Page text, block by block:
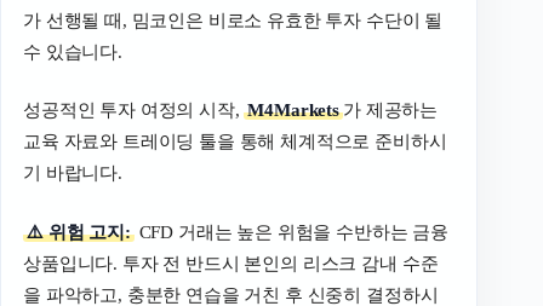
가 선행될 때, 밈코인은 비로소 유효한 투자 수단이 될
수 있습니다.
성공적인 투자 여정의 시작,M4Markets 가 제공하는
교육 자료와 트레이딩 툴을 통해 체계적으로 준비하시
기 바랍니다.
⚠️ 위험 고지:CFD 거래는 높은 위험을 수반하는 금융
상품입니다. 투자 전 반드시 본인의 리스크 감내 수준
을 파악하고, 충분한 연습을 거친 후 신중히 결정하시